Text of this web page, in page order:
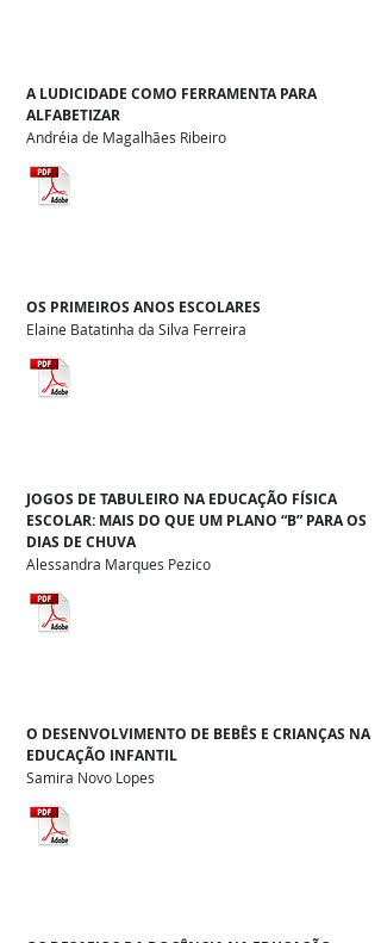
Andréia de Magalhães Ribeiro
A LUDICIDADE COMO FERRAMENTA PARA
ALFABETIZAR
Elaine Batatinha da Silva Ferreira
OS PRIMEIROS ANOS ESCOLARES
Alessandra Marques Pezico
JOGOS DE TABULEIRO NA EDUCAÇÃO FÍSICA
ESCOLAR: MAIS DO QUE UM PLANO “B” PARA OS
DIAS DE CHUVA
Samira Novo Lopes
O DESENVOLVIMENTO DE BEBÊS E CRIANÇAS NA
EDUCAÇÃO INFANTIL